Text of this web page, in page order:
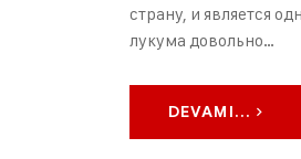
страну, и является
лукума довольно…
DEVAMI...